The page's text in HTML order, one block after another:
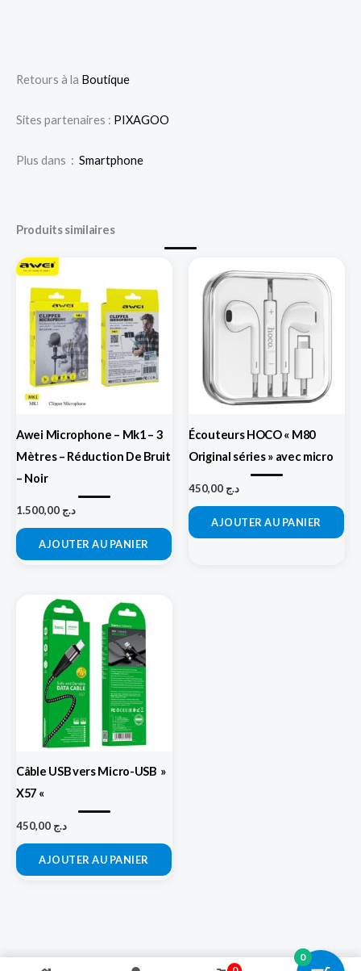
Retours à la Boutique
Sites partenaires : PIXAGOO
Plus dans : Smartphone
Produits similaires
Awei Microphone – Mk1 – 3
Mètres – Réduction De Bruit
– Noir
د.ج
AJOUTER AU PANIER
Écouteurs HOCO « M80
Original séries » avec micro
د.ج
AJOUTER AU PANIER
Câble USB vers Micro-USB »
X57 «
د.ج
AJOUTER AU PANIER
0